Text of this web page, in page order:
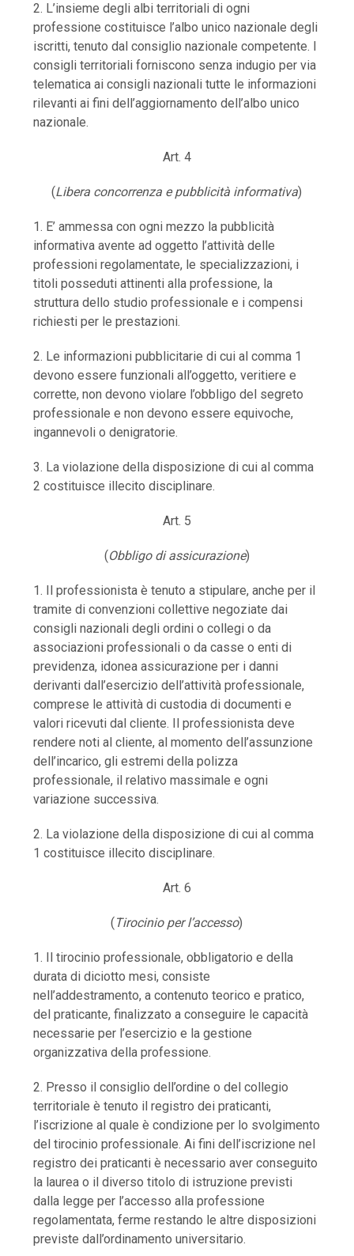
2. L’insieme degli albi territoriali di ogni
professione costituisce l’albo unico nazionale degli
iscritti, tenuto dal consiglio nazionale competente. I
consigli territoriali forniscono senza indugio per via
telematica ai consigli nazionali tutte le informazioni
rilevanti ai fini dell’aggiornamento dell’albo unico
nazionale.
Art. 4
(Libera concorrenza e pubblicità informativa)
1. E’ ammessa con ogni mezzo la pubblicità
informativa avente ad oggetto l’attività delle
professioni regolamentate, le specializzazioni, i
titoli posseduti attinenti alla professione, la
struttura dello studio professionale e i compensi
richiesti per le prestazioni.
2. Le informazioni pubblicitarie di cui al comma 1
devono essere funzionali all’oggetto, veritiere e
corrette, non devono violare l’obbligo del segreto
professionale e non devono essere equivoche,
ingannevoli o denigratorie.
3. La violazione della disposizione di cui al comma
2 costituisce illecito disciplinare.
Art. 5
(Obbligo di assicurazione)
1. Il professionista è tenuto a stipulare, anche per il
tramite di convenzioni collettive negoziate dai
consigli nazionali degli ordini o collegi o da
associazioni professionali o da casse o enti di
previdenza, idonea assicurazione per i danni
derivanti dall’esercizio dell’attività professionale,
comprese le attività di custodia di documenti e
valori ricevuti dal cliente. Il professionista deve
rendere noti al cliente, al momento dell’assunzione
dell’incarico, gli estremi della polizza
professionale, il relativo massimale e ogni
variazione successiva.
2. La violazione della disposizione di cui al comma
1 costituisce illecito disciplinare.
Art. 6
( Tirocinio per l’accesso)
1. Il tirocinio professionale, obbligatorio e della
durata di diciotto mesi, consiste
nell’addestramento, a contenuto teorico e pratico,
del praticante, finalizzato a conseguire le capacità
necessarie per l’esercizio e la gestione
organizzativa della professione.
2. Presso il consiglio dell’ordine o del collegio
territoriale è tenuto il registro dei praticanti,
l’iscrizione al quale è condizione per lo svolgimento
del tirocinio professionale. Ai fini dell’iscrizione nel
registro dei praticanti è necessario aver conseguito
la laurea o il diverso titolo di istruzione previsti
dalla legge per l’accesso alla professione
regolamentata, ferme restando le altre disposizioni
previste dall’ordinamento universitario.